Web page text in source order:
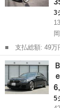
3
■ 支払総額: 49万円 ■ 車両本体価格： 350,000 円 ■ メーカー
名： ＢＭＷ ■
ツーリング アイ
Ｄヘッドライト／...
岡山 岡山市
5